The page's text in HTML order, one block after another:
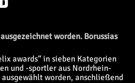
worden. Borussias
awards“ in sieben Kategorien
und -sportler aus Nordrhein-
worden, anschließend